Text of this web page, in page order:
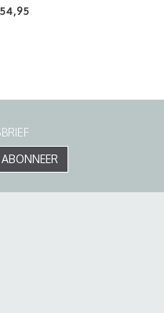
ABONNEER